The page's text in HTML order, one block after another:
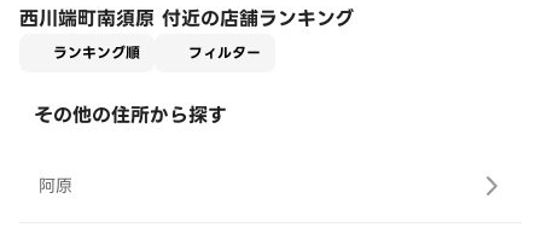
西川端町南須原 付近の店舗ランキング
ランキング順 フィルター
その他の住所から探す
阿原